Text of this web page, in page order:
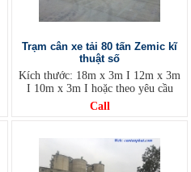
Trạm cân xe tải 80 tấn Zemic kĩ
thuật số
Kích thước: 18m x 3m I 12m x 3m
I 10m x 3m I hoặc theo yêu cầu
Call